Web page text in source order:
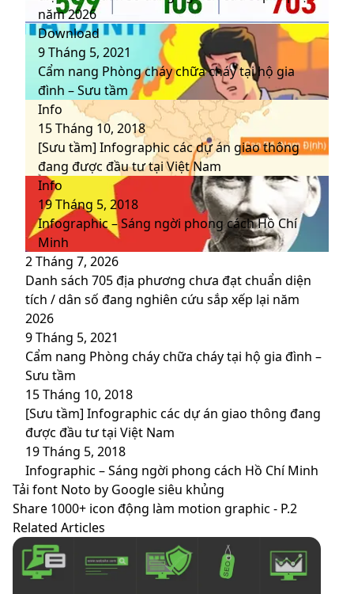
năm 2026
Download
9 Tháng 5, 2021
Cẩm nang Phòng cháy chữa cháy tại hộ gia
đình – Sưu tầm
Info
15 Tháng 10, 2018
[Sưu tầm] Infographic các dự án giao thông
đang được đầu tư tại Việt Nam
Info
19 Tháng 5, 2018
Infographic – Sáng ngời phong cách Hồ Chí
Minh
2 Tháng 7, 2026
Danh sách 705 địa phương chưa đạt chuẩn diện
tích / dân số đang nghiên cứu sắp xếp lại năm
2026
9 Tháng 5, 2021
Cẩm nang Phòng cháy chữa cháy tại hộ gia đình –
Sưu tầm
15 Tháng 10, 2018
[Sưu tầm] Infographic các dự án giao thông đang
được đầu tư tại Việt Nam
19 Tháng 5, 2018
Infographic – Sáng ngời phong cách Hồ Chí Minh
Tải
font
Noto
by
Google
siêu
Tải font Noto by Google siêu khủng
Share
1000+
icon
động
làm
Share 1000+ icon động làm motion graphic - P.2
Related Articles